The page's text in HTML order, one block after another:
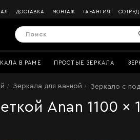
ДОСТАВКА МОНТАЖ ГАРАНТИЯ
В РАМЕ ПРОСТЫЕ ЗЕРКАЛА
Зеркала для ванной Зеркало с
Anan 1100 x